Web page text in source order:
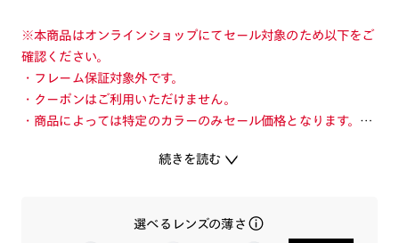
※本商品はオンラインショップにてセール対象のため以下をご
確認ください。
・フレーム保証対象外です。
・クーポンはご利用いただけません。
・商品によっては特定のカラーのみセール価格となります。カ
・店舗とオンラインショップで価格が異なる場合があります。
続きを読む
選べるレンズの薄さ